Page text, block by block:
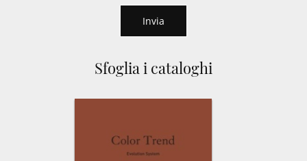
Sfoglia i cataloghi
Invia